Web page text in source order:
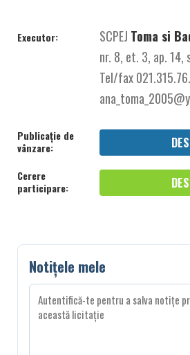
Executor: SCPEJ Toma si
nr. 8, et. 3, ap.
Tel/fax
Publicație de
vânzare:
Cerere
participare:
Notițele mele